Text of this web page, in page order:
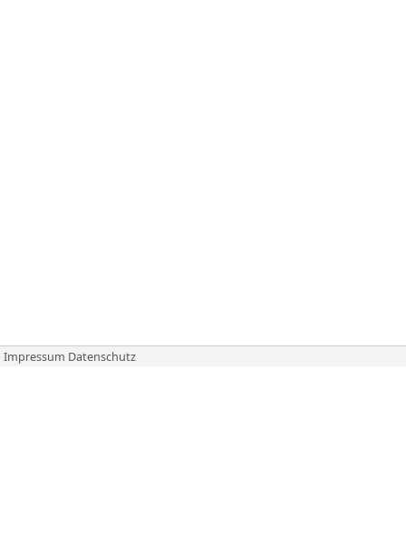
Impressum Datenschutz